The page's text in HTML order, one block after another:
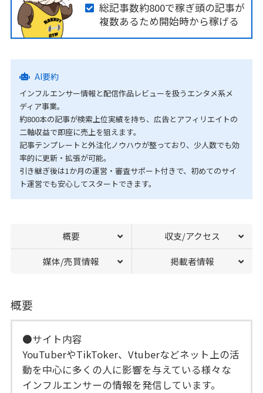
総記事数約800で稼ぎ頭の記事が
複数あるため開始時から稼げる
AI要約
インフルエンサー情報と配信作品レビューを扱うエンタメ系メ
ディア事業。
約800本の記事が検索上位実績を持ち、広告とアフィリエイトの
二軸収益で即座に売上を狙えます。
記事テンプレートと外注化ノウハウが整っており、少人数でも効
率的に更新・拡張が可能。
引き継ぎ後は1か月の運営・審査サポート付きで、初めてのサイ
ト運営でも安心してスタートできます。
概要 収支/アクセス
媒体/売買情報 掲載者情報
概要
●サイト内容
YouTuberやTikToker、Vtuberなどネット上の活
動を中心に多くの人に影響を与えている様々な
インフルエンサーの情報を発信しています。